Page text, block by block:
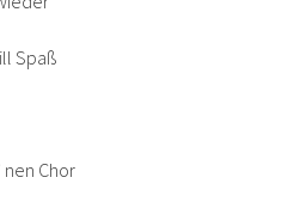
Spaß
Chor